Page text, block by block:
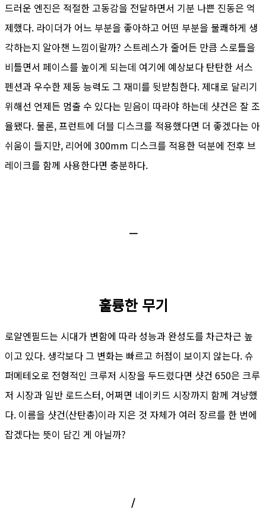
드러운 엔진은 적절한 고동감을 전달하면서 기분 나쁜 진동은 억
제했다. 라이더가 어느 부분을 좋아하고 어떤 부분을 불쾌하게 생
각하는지 알아챈 느낌이랄까? 스트레스가 줄어든 만큼 스로틀을
비틀면서 페이스를 높이게 되는데 여기에 예상보다 탄탄한 서스
펜션과 우수한 제동 능력도 그 재미를 뒷받침한다. 제대로 달리기
위해선 언제든 멈출 수 있다는 믿음이 따라야 하는데 샷건은 잘 조
율됐다. 물론, 프런트에 더블 디스크를 적용했다면 더 좋겠다는 아
쉬움이 들지만, 리어에 300mm 디스크를 적용한 덕분에 전후 브
레이크를 함께 사용한다면 충분하다.
ㅡ
훌륭한 무기
로얄엔필드는 시대가 변함에 따라 성능과 완성도를 차근차근 높
이고 있다. 생각보다 그 변화는 빠르고 허점이 보이지 않는다. 슈
퍼메테오로 전형적인 크루저 시장을 두드렸다면 샷건 650은 크루
저 시장과 일반 로드스터, 어쩌면 네이키드 시장까지 함께 겨냥했
다. 이름을 샷건(산탄총)이라 지은 것 자체가 여러 장르를 한 번에
잡겠다는 뜻이 담긴 게 아닐까?
/